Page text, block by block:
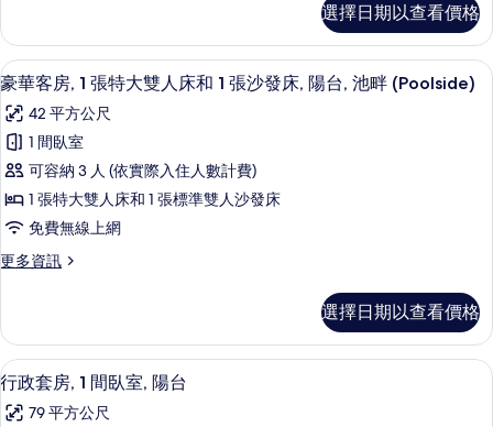
雙
人
床
和
張
沙
發
床,
海
景
的
客
房,
1
特
大
人
床
和
張
陽
台,
海
景
的
選擇日期以查看價格
顯
示
豪
華
客
房,
張
大
雙
人
床
豪華客房, 1 張特大雙人床和 1 張沙發
5
豪華客房, 1 張特大雙人床和 1 張沙發床, 陽台, 池畔 (Poolside)
42 平方公尺
1 間臥室
可容納 3 人 (依實際入住人數計費)
1 張特大雙人床和 1 張標準雙人沙發床
免費無線上網
更多資訊
更
客
房,
1
張
特
選擇日期以查看價格
顯
示
行政套房, 1 間臥室, 陽台 | 羽絨被、迷
7
行政套房, 1 間臥室, 陽台
79 平方公尺